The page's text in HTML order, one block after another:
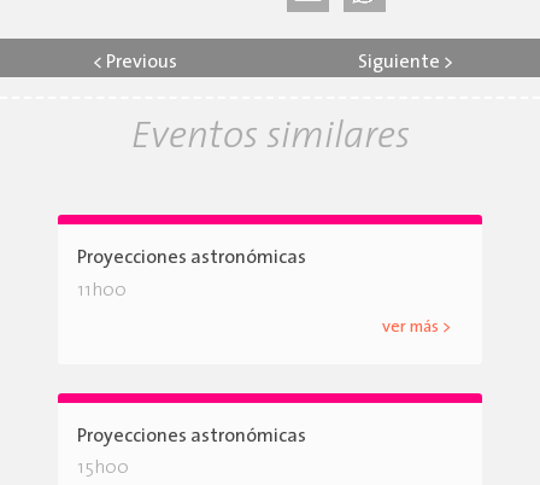
< Previous Siguiente >
Eventos similares
Proyecciones astronómicas
11h00
ver más >
Proyecciones astronómicas
15h00